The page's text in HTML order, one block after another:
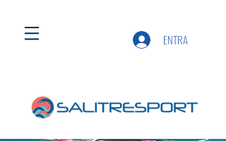
ENTRA